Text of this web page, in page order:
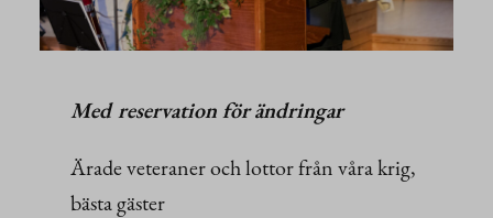
Med reservation för ändringar
Ärade veteraner och lottor från våra krig,
bästa gäster